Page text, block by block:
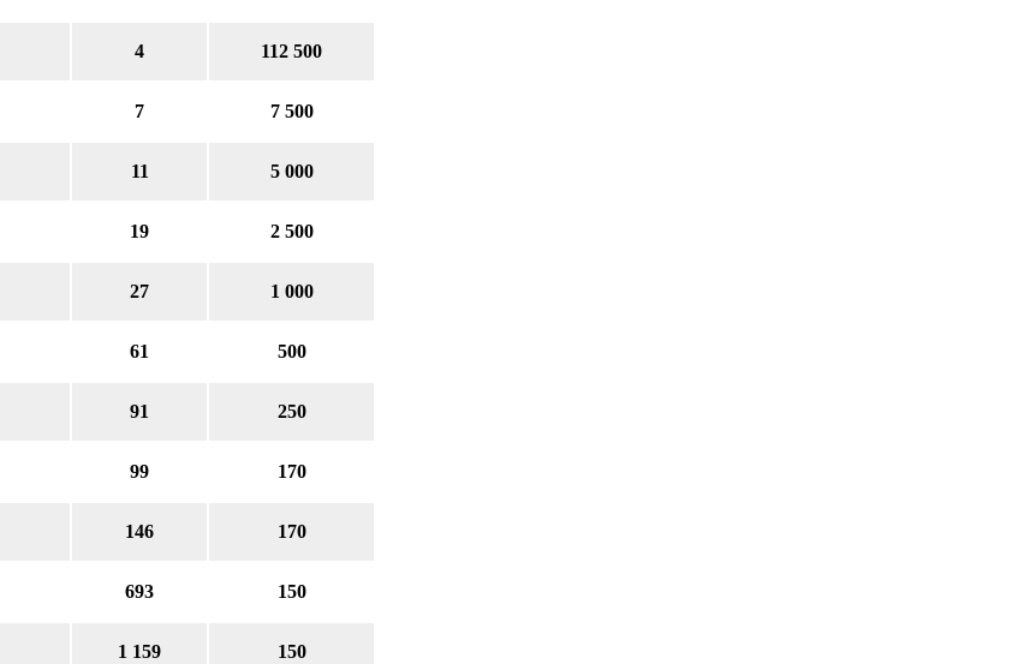
4 112 500
7 7 500
11 5 000
19 2 500
27 1 000
61 500
91 250
99 170
146 170
693 150
1 159 150